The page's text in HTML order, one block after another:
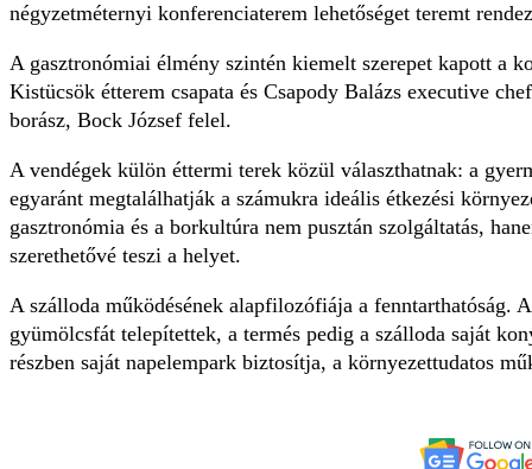
négyzetméternyi konferenciaterem lehetőséget teremt
A gasztronómiai élmény szintén kiemelt szerepet kapott a
Kistücsök étterem csapata és Csapody Balázs executive
borász, Bock József felel.
A vendégek külön éttermi terek közül választhatnak: a
egyaránt megtalálhatják a számukra ideális étkezési
gasztronómia és a borkultúra nem pusztán szolgáltatás,
szerethetővé teszi a helyet.
A szálloda működésének alapfilozófiája a fenntarthatóság.
gyümölcsfát telepítettek, a termés pedig a szálloda saját
részben saját napelempark biztosítja, a környezettudatos